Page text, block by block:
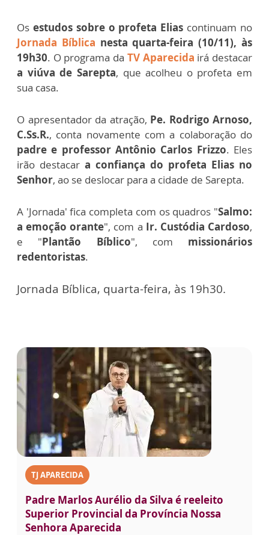
Os estudos sobre o profeta Elias continuam no
Jornada Bíblica nesta quarta-feira (10/11), às
19h30. O programa da TV Aparecida irá destacar
a viúva de Sarepta, que acolheu o profeta em
sua casa.
O apresentador da atração, Pe. Rodrigo Arnoso,
C.Ss.R., conta novamente com a colaboração do
padre e professor Antônio Carlos Frizzo. Eles
irão destacar a confiança do profeta Elias no
Senhor, ao se deslocar para a cidade de Sarepta.
A 'Jornada' fica completa com os quadros "Salmo:
a emoção orante", com a Ir. Custódia Cardoso,
e "Plantão Bíblico", com missionários
redentoristas.
Jornada Bíblica, quarta-feira, às 19h30.
TJ APARECIDA
Padre Marlos Aurélio da Silva é reeleito
Superior Provincial da Província Nossa
Senhora Aparecida